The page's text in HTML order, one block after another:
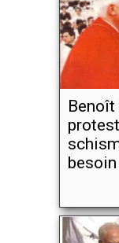
Benoît